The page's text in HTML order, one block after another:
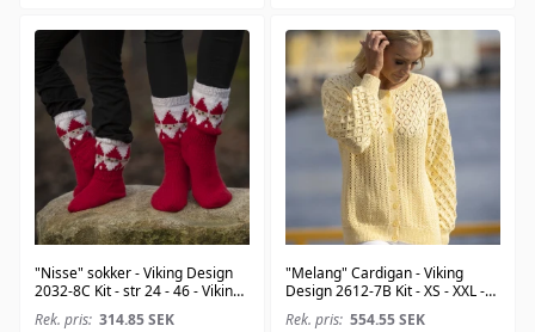
"Nisse" sokker - Viking Design
2032-8C Kit - str 24 - 46 - Viking
Alpaca Storm
Rek. pris: 314.85SEK
"Melang" Cardigan - Viking
Design 2612-7B Kit - XS - XXL -
Viking Bambino
Rek. pris: 554.55SEK